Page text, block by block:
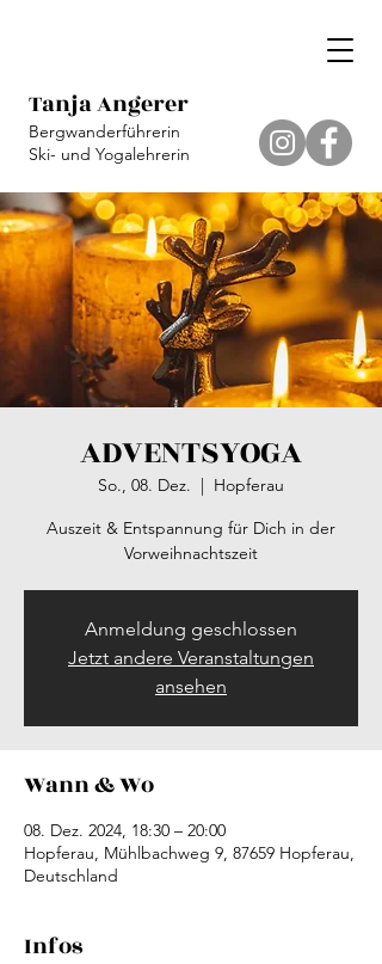
Tanja Angerer
Bergwanderführerin
Ski- und Yogalehrerin
ADVENTSYOGA
So., 08. Dez.
  |
Hopferau
Auszeit & Entspannung für Dich in der
Vorweihnachtszeit
Anmeldung geschlossen
Jetzt andere Veranstaltungen
ansehen
Wann & Wo
08. Dez. 2024, 18:30 – 20:00
Hopferau, Mühlbachweg 9, 87659 Hopferau,
Deutschland
Infos